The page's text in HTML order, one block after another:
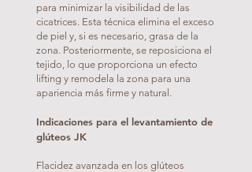
para minimizar la visibilidad de las
cicatrices. Esta técnica elimina el exceso
de piel y, si es necesario, grasa de la
zona. Posteriormente, se reposiciona el
tejido, lo que proporciona un efecto
lifting y remodela la zona para una
apariencia más firme y natural.
Indicaciones para el levantamiento de
glúteos JK
Flacidez avanzada en los glúteos